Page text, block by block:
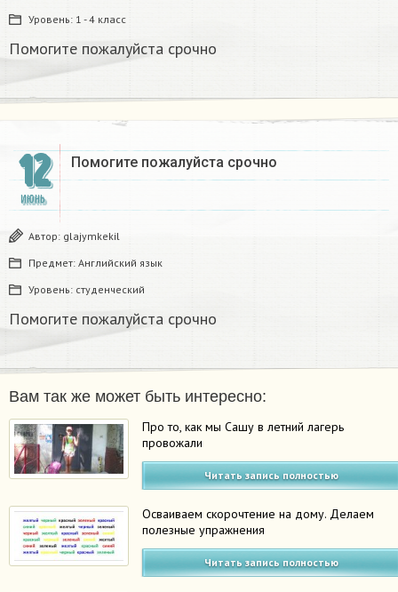
Уровень: 1 - 4 класс
Помогите пожалуйста срочно
12
ИЮНЬ
Помогите пожалуйста срочно
Автор: glajymkekil
Предмет: Английский язык
Уровень: студенческий
Помогите пожалуйста срочно
Вам так же может быть интересно:
Про то, как мы Сашу в летний лагерь
провожали
Читать запись полностью
Осваиваем скорочтение на дому. Делаем
полезные упражнения
Читать запись полностью